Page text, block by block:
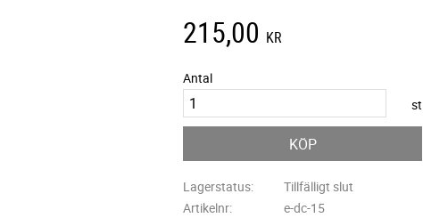
215,00 KR
Antal
st
KÖP
Lagerstatus
Tillfälligt slut
Artikelnr
e-dc-15